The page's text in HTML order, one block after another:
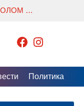
КАДА ЈЕ КАМЕНОЛОМ ОТВОРИО ВРАТА ПРАИСТОРИЈЕ
Политика